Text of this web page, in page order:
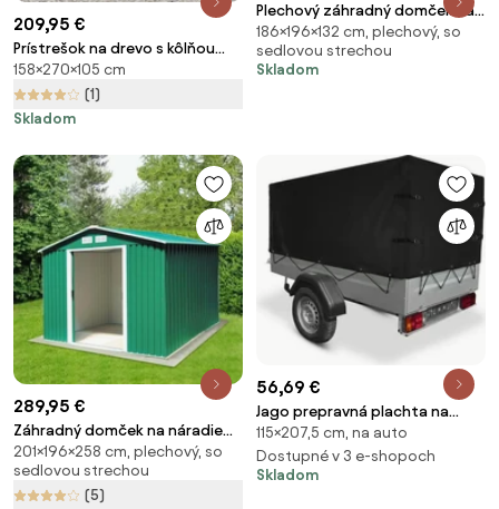
209,95 €
Prístrešok na drevo s kôlňou
158×270×105 cm
(1)
Skladom
Plechový záhradný domček na
náradie, zelená/biela, 2x1,3x1,8
m, HAMAL TYP 1
186×196×132 cm, plechový, so
sedlovou strechou
Skladom
289,95 €
Záhradný domček na náradie
Avenberg 2.0 x 2.6 m ZELENÁ SD-
X68E-H170
201×196×258 cm, plechový, so
sedlovou strechou
(5)
56,69 €
Jago prepravná plachta na
vozík, 207,5 x 115 x 90 cm,
čierna, JG96121
115×207,5 cm, na auto
Dostupné v 3 e-shopoch
Skladom